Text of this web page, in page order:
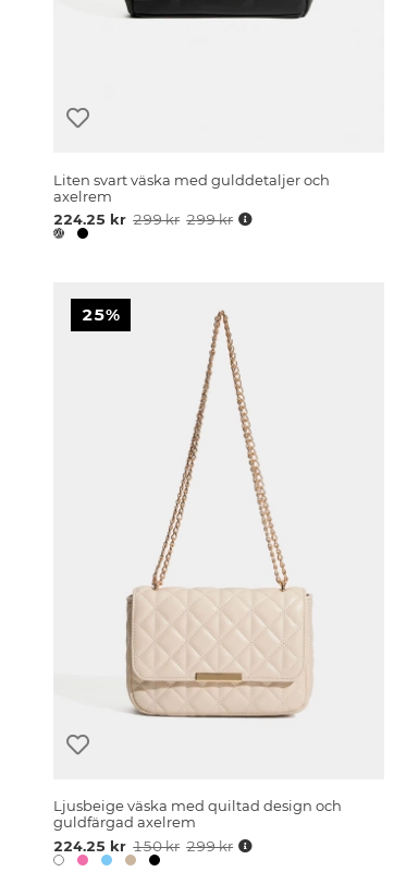
Liten svart väska med gulddetaljer och
axelrem
224.25 kr 299 kr 299 kr
25%
Ljusbeige väska med quiltad design och
guldfärgad axelrem
224.25 kr 150 kr 299 kr